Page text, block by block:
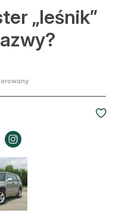
„leśnik”